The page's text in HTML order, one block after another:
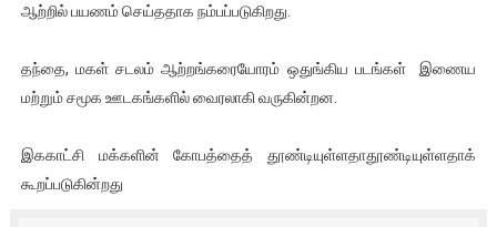
ஜனாதிபதி ஐக்கிய நாடுகளின் பொதுச் சபை கூட்டத்தில் இன்று
32 CM விநோத கன்றுக்குட்டி! (வீடியோ)
ஆற்றில் பயணம் செய்ததாக நம்பப்படுகிறது.
தந்தை, மகள் சடலம் ஆற்றங்கரையோரம் ஒதுங்கிய படங்கள் இணைய
மற்றும் சமூக ஊடகங்களில் வைரலாகி வருகின்றன.
இககாட்சி மக்களின் கோபத்தைத் தூண்டியுள்ளதாதூண்டியுள்ளதாக்
கூறப்படுகின்றது